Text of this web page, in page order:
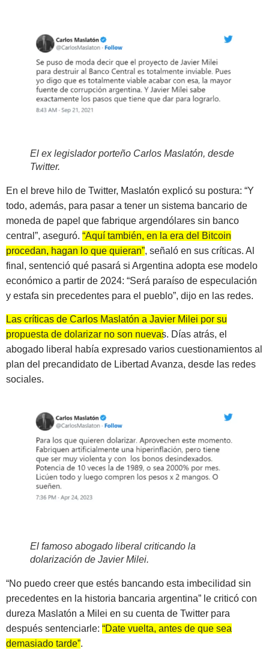
El ex legislador porteño Carlos Maslatón, desde
Twitter.
En el breve hilo de Twitter, Maslatón explicó su postura: “Y
todo, además, para pasar a tener un sistema bancario de
moneda de papel que fabrique argendólares sin banco
central”, aseguró. “Aquí también, en la era del Bitcoin
procedan, hagan lo que quieran”, señaló en sus críticas. Al
final, sentenció qué pasará si Argentina adopta ese modelo
económico a partir de 2024: “Será paraíso de especulación
y estafa sin precedentes para el pueblo”, dijo en las redes.
Las críticas de Carlos Maslatón a Javier Milei por su
propuesta de dolarizar no son nuevas. Días atrás, el
abogado liberal había expresado varios cuestionamientos al
plan del precandidato de Libertad Avanza, desde las redes
sociales.
El famoso abogado liberal criticando la
dolarización de Javier Milei.
“No puedo creer que estés bancando esta imbecilidad sin
precedentes en la historia bancaria argentina” le criticó con
dureza Maslatón a Milei en su cuenta de Twitter para
después sentenciarle: “Date vuelta, antes de que sea
demasiado tarde”.